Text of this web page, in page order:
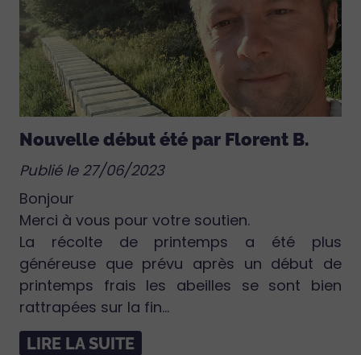
Nouvelle début été par Florent B.
Publié le 27/06/2023
Bonjour
Merci à vous pour votre soutien.
La récolte de printemps a été plus
généreuse que prévu après un début de
printemps frais les abeilles se sont bien
rattrapées sur la fin...
LIRE LA SUITE